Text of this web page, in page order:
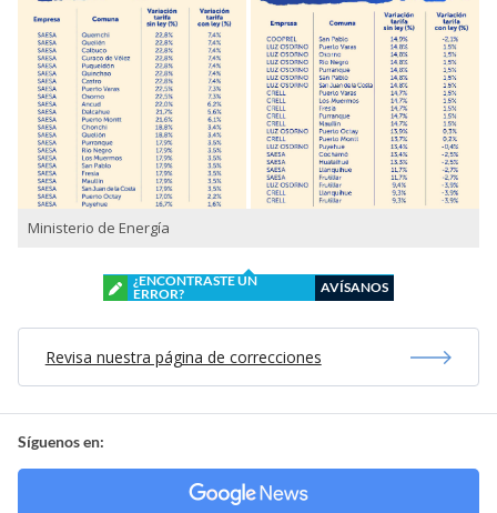
Ministerio de Energía
¿ENCONTRASTE UN
ERROR?
AVÍSANOS
Revisa nuestra página de correcciones
Síguenos en: